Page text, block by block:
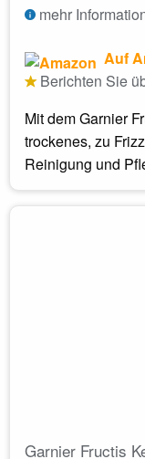
mehr
Auf
Berichten Sie
Mit dem Garnier
trockenes, zu
Reinigung und
Garnier Fructis